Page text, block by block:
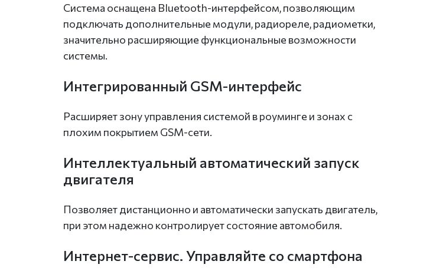
Система оснащена Bluetooth-интерфейсом, позволяющим
подключать дополнительные модули, радиореле, радиометки,
значительно расширяющие функциональные возможности
системы.
Интегрированный GSM-интерфейс
Расширяет зону управления системой в роуминге и зонах с
плохим покрытием GSM-сети.
Интеллектуальный автоматический запуск
двигателя
Позволяет дистанционно и автоматически запускать двигатель,
при этом надежно контролирует состояние автомобиля.
Интернет-сервис. Управляйте со смартфона